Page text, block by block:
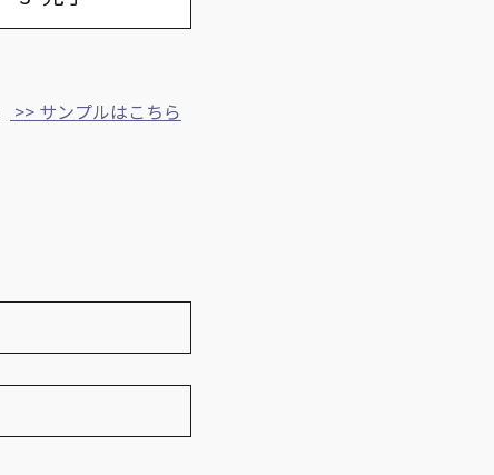
>> サンプルはこちら